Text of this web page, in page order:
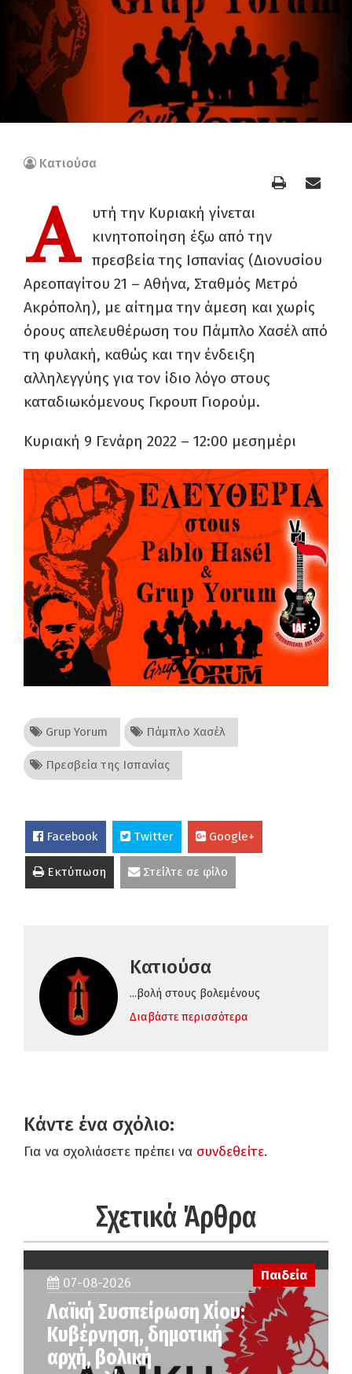
Κατιούσα
Α
υτή την Κυριακή γίνεται
κινητοποίηση έξω από την
πρεσβεία της Ισπανίας (Διονυσίου
Αρεοπαγίτου 21 – Αθήνα, Σταθμός Μετρό
Ακρόπολη), με αίτημα την άμεση και χωρίς
όρους απελευθέρωση του Πάμπλο Χασέλ από
τη φυλακή, καθώς και την ένδειξη
αλληλεγγύης για τον ίδιο λόγο στους
καταδιωκόμενους Γκρουπ Γιορούμ.
Κυριακή 9 Γενάρη 2022 – 12:00 μεσημέρι
Grup Yorum Πάμπλο Χασέλ
Πρεσβεία της Ισπανίας
Facebook Twitter Google+
Εκτύπωση Στείλτε σε φίλο
Κατιούσα
...βολή στους βολεμένους
Διαβάστε περισσότερα
Κάντε ένα σχόλιο:
Για να σχολιάσετε πρέπει να συνδεθείτε.
Σχετικά Άρθρα
Παιδεία
07-08-2026
Λαϊκή Συσπείρωση Χίου:
Κυβέρνηση, δημοτική
αρχή, βολική